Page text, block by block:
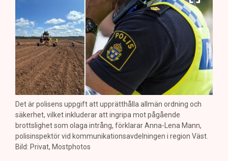
Det är polisens uppgift att upprätthålla allmän ordning och
säkerhet, vilket inkluderar att ingripa mot pågående
brottslighet som olaga intrång, förklarar Anna-Lena Mann,
polisinspektör vid kommunikationsavdelningen i region Väst.
Bild: Privat, Mostphotos